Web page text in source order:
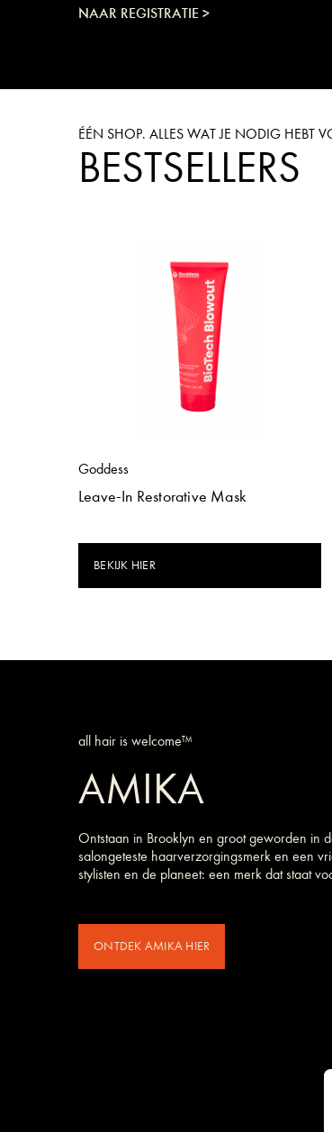
NAAR REGISTRATIE >
ÉÉN SHOP. ALLES WAT JE NODIG HEBT
BESTSELLERS
Goddess
Leave-In Restorative Mask
BEKIJK HIER
all hair is welcome™
AMIKA
Ontstaan in Brooklyn en groot geworden in
salongeteste haarverzorgings­merk en een
stylisten en de planeet: een merk dat staat
ONTDEK AMIKA HIER